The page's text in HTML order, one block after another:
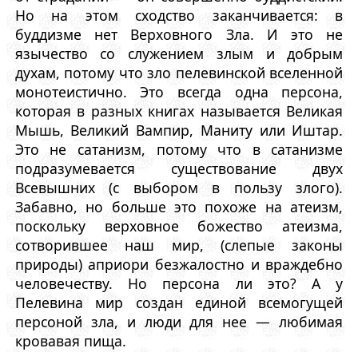
Но на этом сходство заканчивается: в
буддизме нет Верховного Зла. И это не
язычество со служением злым и добрым
духам, потому что зло пелевинской вселенной
монотеистично. Это всегда одна персона,
которая в разных книгах называется Великая
Мышь, Великий Вампир, Маниту или Иштар.
Это не сатанизм, потому что в сатанизме
подразумевается существование двух
Всевышних (с выбором в пользу злого).
Забавно, но больше это похоже на атеизм,
поскольку верховное божество атеизма,
сотворившее наш мир, (слепые законы
природы) априори безжалостно и враждебно
человечеству. Но персона ли это? А у
Пелевина мир создан единой всемогущей
персоной зла, и люди для нее — любимая
кровавая пища.